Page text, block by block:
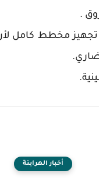
.
تجهيز مخطط كامل
أخبار الهرابنة